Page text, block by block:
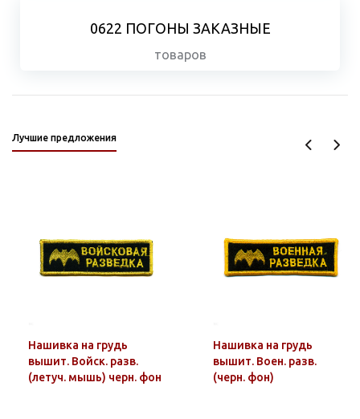
0622 ПОГОНЫ ЗАКАЗНЫЕ
товаров
Лучшие предложения
Нашивка на грудь
вышит. Войск. разв.
(летуч. мышь) черн. фон
Нашивка на грудь
вышит. Воен. разв.
(черн. фон)